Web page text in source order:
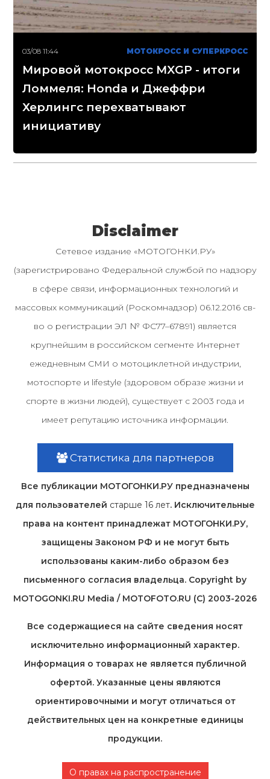
03/08 11:44 МОТОКРОСС И СУПЕРКРОСС
Мировой мотокросс MXGP - итоги
Ломмеля: Honda и Джеффри
Херлингс перехватывают
инициативу
Disclaimer
Сетевое издание «МОТОГОНКИ.РУ»
(зарегистрировано Федеральной службой по надзору
в сфере связи, информационных технологий и
массовых коммуникаций (Роскомнадзор) 06.12.2016 св-
во о регистрации ЭЛ № ФС77–67891) является
крупнейшим в российском сегменте Интернет
ежедневным СМИ о мотоциклетной индустрии,
мотоспорте и lifestyle (здоровом образе жизни и
спорте в жизни людей), существует с 2003 года и
имеет репутацию источника информации.
Статистика для партнеров
Все публикации МОТОГОНКИ.РУ предназначены
для пользователей старше 16 лет. Исключительные
права на контент принадлежат МОТОГОНКИ.РУ,
защищены Законом РФ и не могут быть
использованы каким-либо образом без
письменного согласия владельца. Copyright by
MOTOGONKI.RU Media / MOTOFOTO.RU (C) 2003-2026
Все содержащиеся на cайте сведения носят
исключительно информационный характер.
Информация о товарах не является публичной
офертой. Указанные цены являются
ориентировочными и могут отличаться от
действительных цен на конкретные единицы
продукции.
О правах на распространение